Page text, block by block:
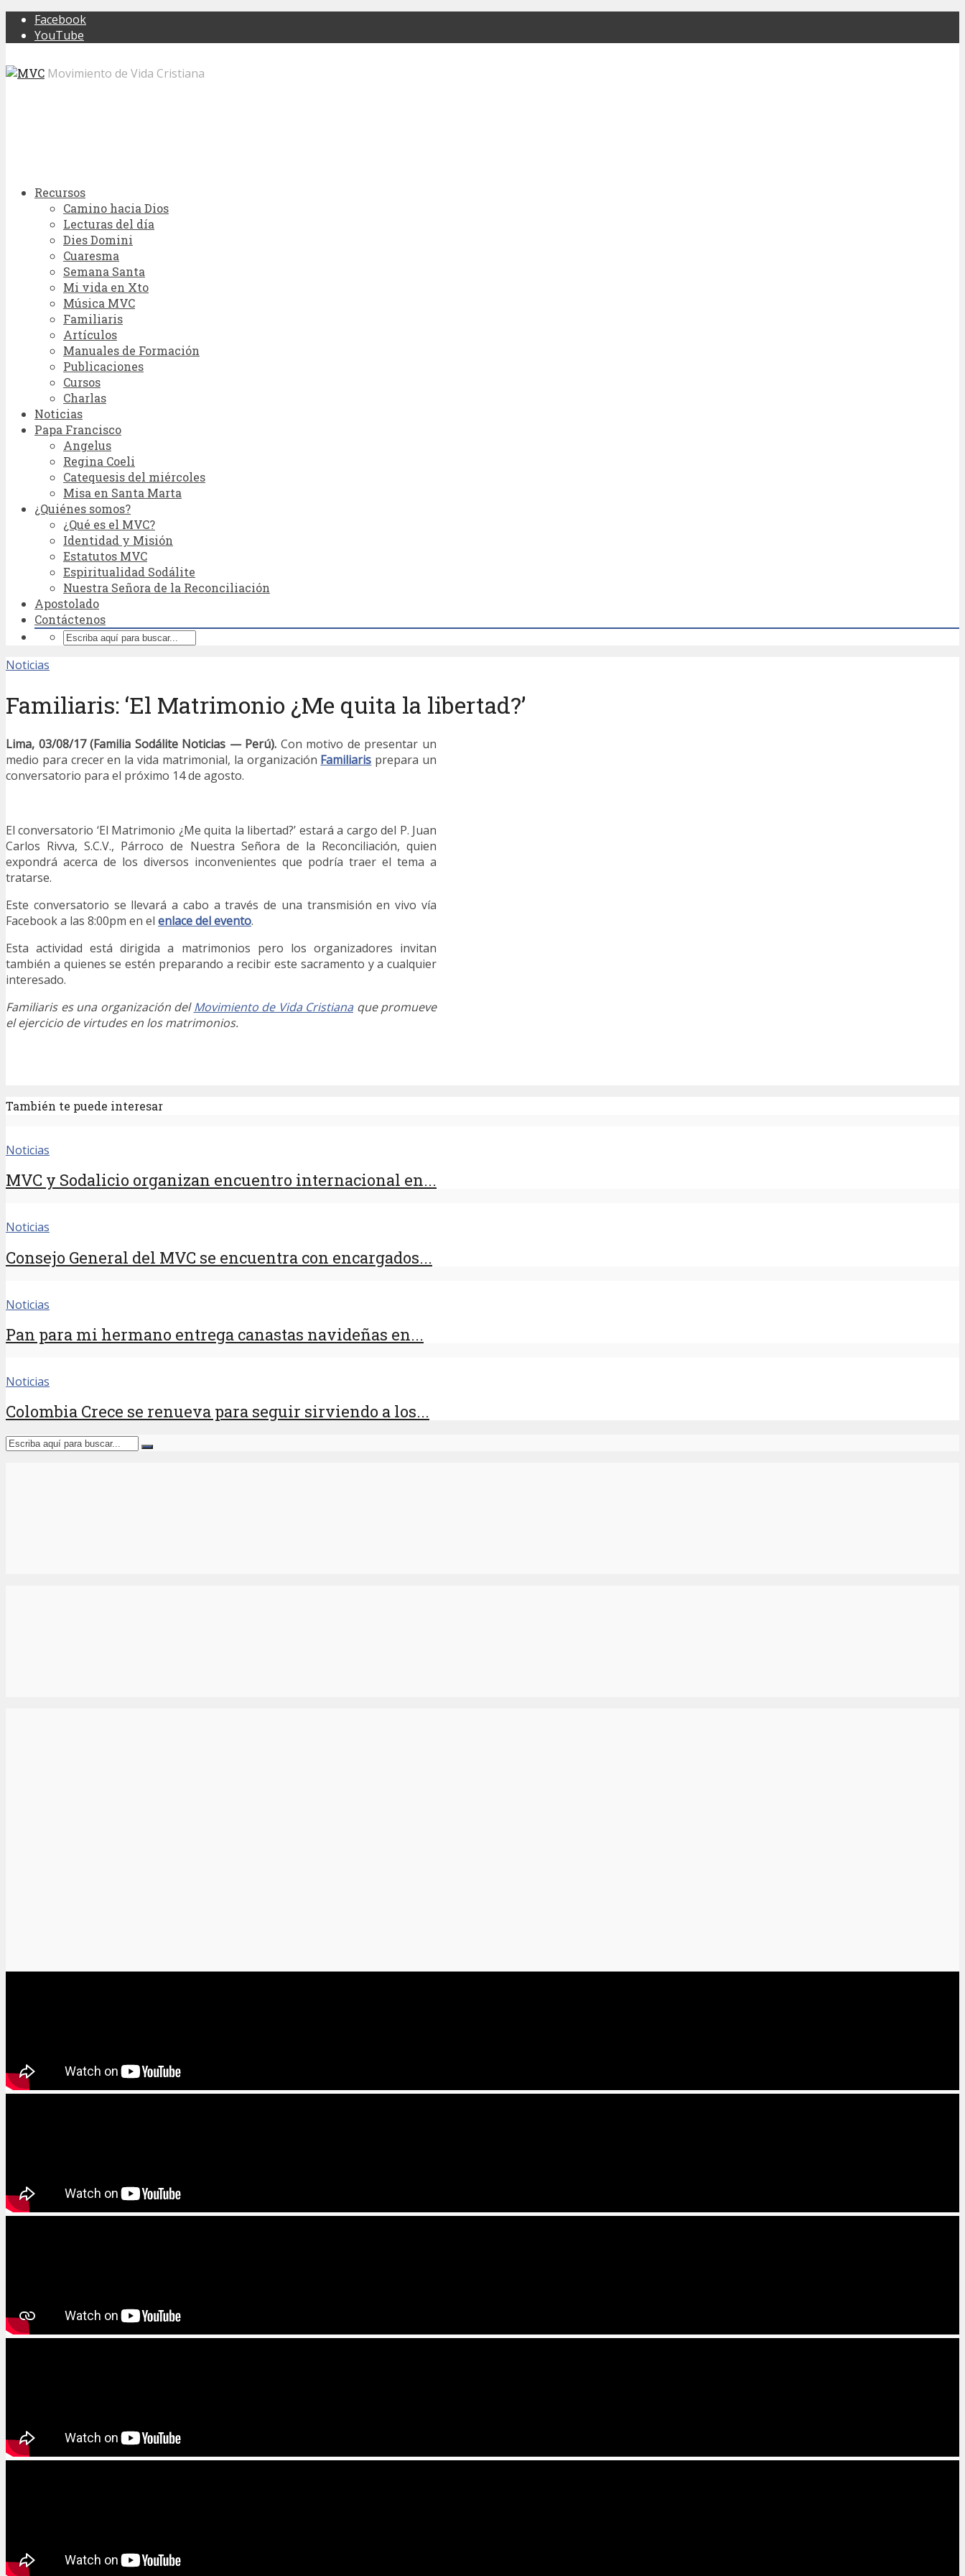
Facebook
YouTube
Movimiento de Vida Cristiana
Recursos
Camino hacia Dios
Lecturas del día
Dies Domini
Cuaresma
Semana Santa
Mi vida en Xto
Música MVC
Familiaris
Artículos
Manuales de Formación
Publicaciones
Cursos
Charlas
Noticias
Papa Francisco
Angelus
Regina Coeli
Catequesis del miércoles
Misa en Santa Marta
¿Quiénes somos?
¿Qué es el MVC?
Identidad y Misión
Estatutos MVC
Espiritualidad Sodálite
Nuestra Señora de la Reconciliación
Apostolado
Contáctenos
Noticias
Familiaris: ‘El Matrimonio ¿Me quita la libertad?’
Lima, 03/08/17 (Familia Sodálite Noticias — Perú). Con motivo de presentar un
medio para crecer en la vida matrimonial, la organización Familiaris prepara un
conversatorio para el próximo 14 de agosto.
El conversatorio ‘El Matrimonio ¿Me quita la libertad?’ estará a cargo del P. Juan
Carlos Rivva, S.C.V., Párroco de Nuestra Señora de la Reconciliación, quien
expondrá acerca de los diversos inconvenientes que podría traer el tema a
tratarse.
Este conversatorio se llevará a cabo a través de una transmisión en vivo vía
Facebook a las 8:00pm en el enlace del evento.
Esta actividad está dirigida a matrimonios pero los organizadores invitan
también a quienes se estén preparando a recibir este sacramento y a cualquier
interesado.
Familiaris es una organización delMovimiento de Vida Cristiana que promueve
el ejercicio de virtudes en los matrimonios.
También te puede interesar
Noticias
MVC y Sodalicio organizan encuentro internacional en...
Noticias
Consejo General del MVC se encuentra con encargados...
Noticias
Pan para mi hermano entrega canastas navideñas en...
Noticias
Colombia Crece se renueva para seguir sirviendo a los...